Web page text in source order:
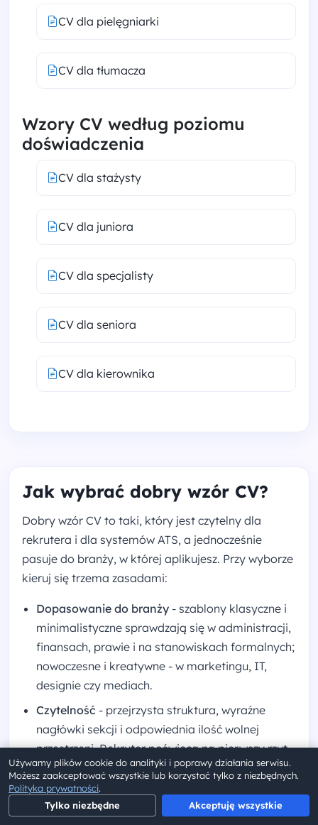
CV dla pielęgniarki
CV dla tłumacza
Wzory CV według poziomu
doświadczenia
CV dla stażysty
CV dla juniora
CV dla specjalisty
CV dla seniora
CV dla kierownika
Jak wybrać dobry wzór CV?
Dobry wzór CV to taki, który jest czytelny dla
rekrutera i dla systemów ATS, a jednocześnie
pasuje do branży, w której aplikujesz. Przy wyborze
kieruj się trzema zasadami:
Dopasowanie do branży - szablony klasyczne i
minimalistyczne sprawdzają się w administracji,
finansach, prawie i na stanowiskach formalnych;
nowoczesne i kreatywne - w marketingu, IT,
designie czy mediach.
Czytelność - przejrzysta struktura, wyraźne
nagłówki sekcji i odpowiednia ilość wolnej
przestrzeni. Rekruter poświęca na pierwszy rzut
oka na CV kilka sekund.
Zgodność z ATS- układ, który bez problemu
odczyta system rekrutacyjny (bez tekstu w
Używamy plików cookie do analityki i poprawy działania serwisu.
Możesz zaakceptować wszystkie lub korzystać tylko z niezbędnych.
Polityka prywatności.
Tylko niezbędne
Akceptuję wszystkie